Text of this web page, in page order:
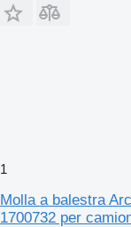
1
Molla a balestra
1700732 per